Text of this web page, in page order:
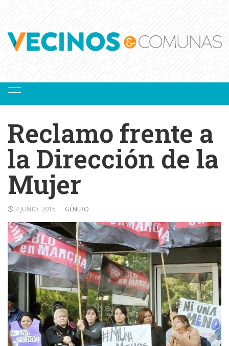
Reclamo frente a
la Dirección de la
Mujer
4 JUNIO, 2015 GÉNERO